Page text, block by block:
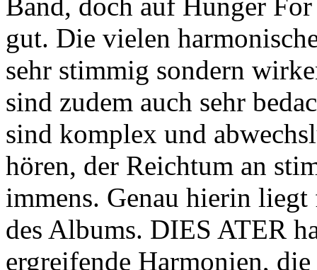
gut. Die vielen
sehr stimmig sondern
sind zudem auch sehr
sind komplex und
hören, der Reichtum an
immens. Genau hierin
des Albums. DIES ATER
ergreifende Harmonien,